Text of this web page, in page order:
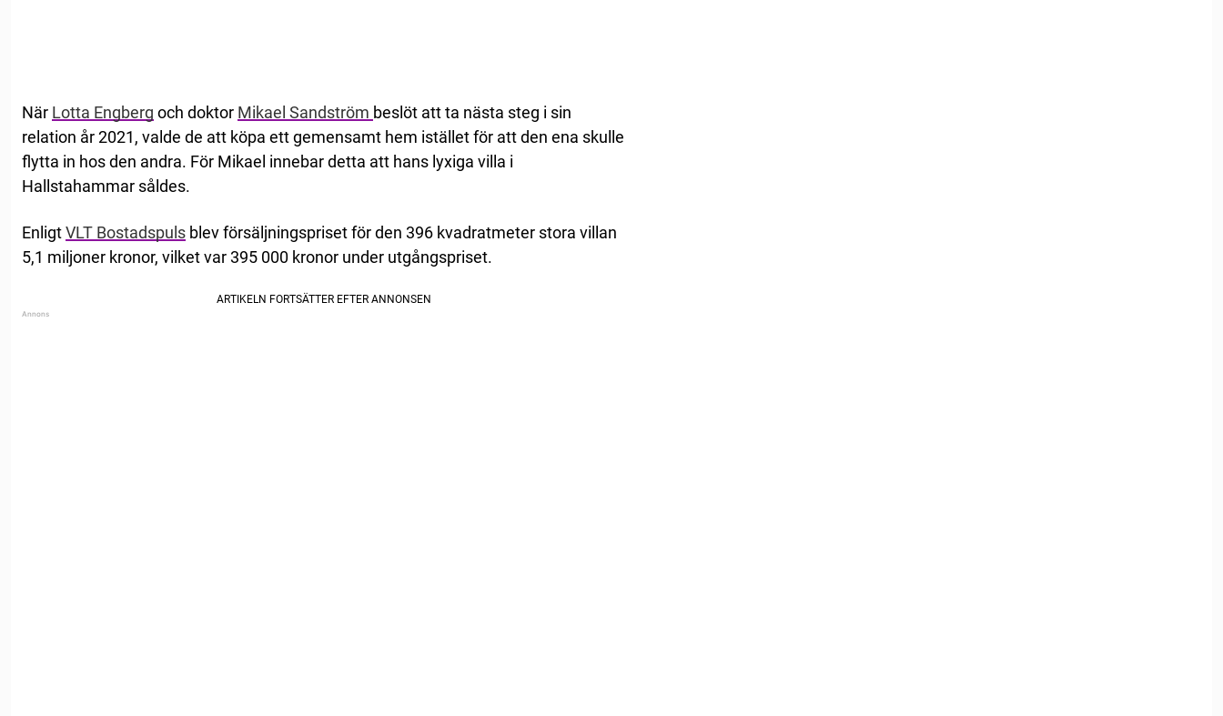
När Lotta Engberg och doktor Mikael Sandström beslöt att ta nästa steg i sin
relation år 2021, valde de att köpa ett gemensamt hem istället för att den ena skulle
flytta in hos den andra. För Mikael innebar detta att hans lyxiga villa i
Hallstahammar såldes.
EnligtVLT Bostadspuls blev försäljningspriset för den 396 kvadratmeter stora villan
5,1 miljoner kronor, vilket var 395 000 kronor under utgångspriset.